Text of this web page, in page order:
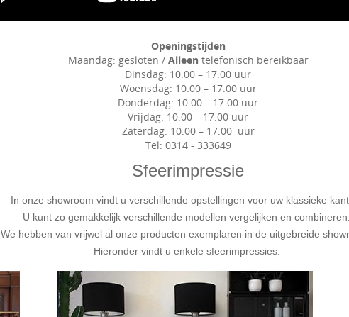
Openingstijden
Maandag: gesloten / Alleen telefonisch bereikbaar
Dinsdag: 10.00 – 17.00 uur
Woensdag: 10.00 – 17.00 uur
Donderdag: 10.00 – 17.00 uur
Vrijdag: 10.00 – 17.00 uur
Zaterdag: 10.00 – 17.00 uur
Tel: 0314 - 333649
Sfeerimpressie
In onze showroom vindt u verschillende opstellingen voor uw klassieke
U kunt zo gemakkelijk verschillende modellen vergelijken en combineren.
We hebben van vrijwel al onze producten exemplaren in de uitgebreide
Hieronder vindt u enkele sfeerimpressies.